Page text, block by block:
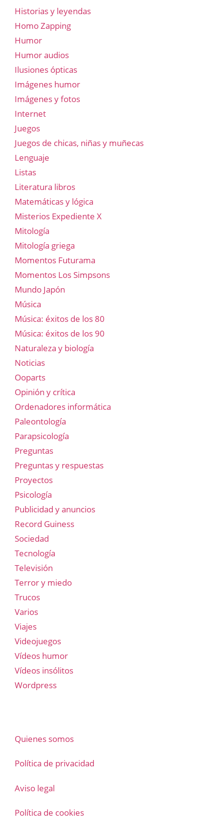
Historias y leyendas
Homo Zapping
Humor
Humor audios
Ilusiones ópticas
Imágenes humor
Imágenes y fotos
Internet
Juegos
Juegos de chicas, niñas y muñecas
Lenguaje
Listas
Literatura libros
Matemáticas y lógica
Misterios Expediente X
Mitología
Mitología griega
Momentos Futurama
Momentos Los Simpsons
Mundo Japón
Música
Música: éxitos de los 80
Música: éxitos de los 90
Naturaleza y biología
Noticias
Ooparts
Opinión y crítica
Ordenadores informática
Paleontología
Parapsicología
Preguntas
Preguntas y respuestas
Proyectos
Psicología
Publicidad y anuncios
Record Guiness
Sociedad
Tecnología
Televisión
Terror y miedo
Trucos
Varios
Viajes
Videojuegos
Vídeos humor
Vídeos insólitos
Wordpress
Quienes somos
Política de privacidad
Aviso legal
Política de cookies